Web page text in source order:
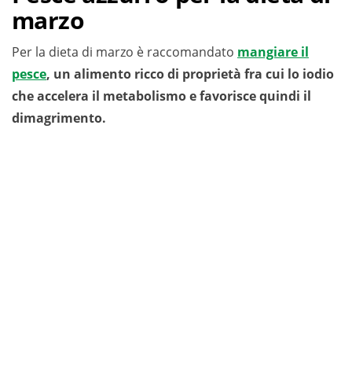
marzo
Per la dieta di marzo è raccomandato mangiare il
pesce, un alimento ricco di proprietà fra cui lo iodio
che accelera il metabolismo e favorisce quindi il
dimagrimento.